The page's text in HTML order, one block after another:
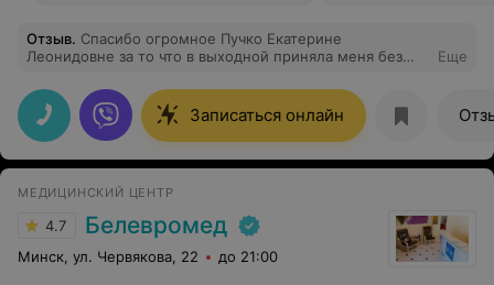
Отзыв. Спасибо огромное Пучко Екатерине
Леонидовне за то что в выходной приняла меня без
профессионал своего дела.
Еще
Записаться онлайн
МЕДИЦИНСКИЙ ЦЕНТР
4.7 Белевромед
Минск, ул. Червякова, 22 до 21:00